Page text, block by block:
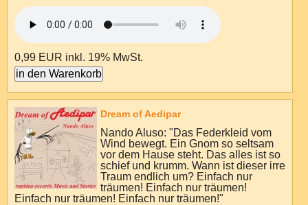
0,99 EUR inkl. 19% MwSt.
Dream of Aedipar
Nando Aluso: "Das Federkleid vom
Wind bewegt. Ein Gnom so seltsam
vor dem Hause steht. Das alles ist so
schief und krumm. Wann ist dieser irre
Traum endlich um? Einfach nur
träumen! Einfach nur träumen!
Einfach nur träumen! Einfach nur träumen!"